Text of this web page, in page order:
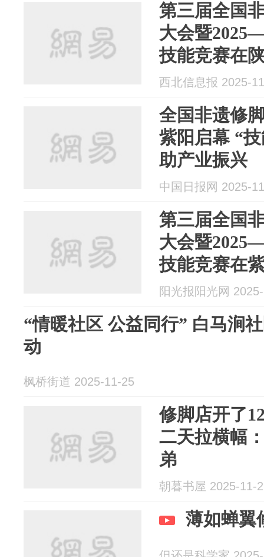
第三届全国
大会暨
技能竞赛在
西北信息报 2025-
全国非遗修
紫阳启幕 “
助产业振兴
中国日报网 2025-
第三届全国
大会暨
技能竞赛在
阳光报阳光网
“情暖社区 公益同行” 白马涧社区开展敬老公益活
动
枫桥街道 2025-11-25
修脚店开了
二天拉横幅
弟
朝暮书屋 2025-11-